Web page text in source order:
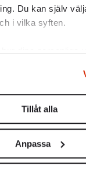
Du kan själv
i vilka syften.
dina personliga
tillbaka ditt
för att
analysera vår
sådana
Tillåt alla
Anpassa